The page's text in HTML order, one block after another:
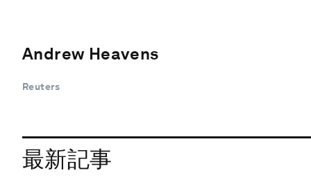
Andrew Heavens
Reuters
最新記事